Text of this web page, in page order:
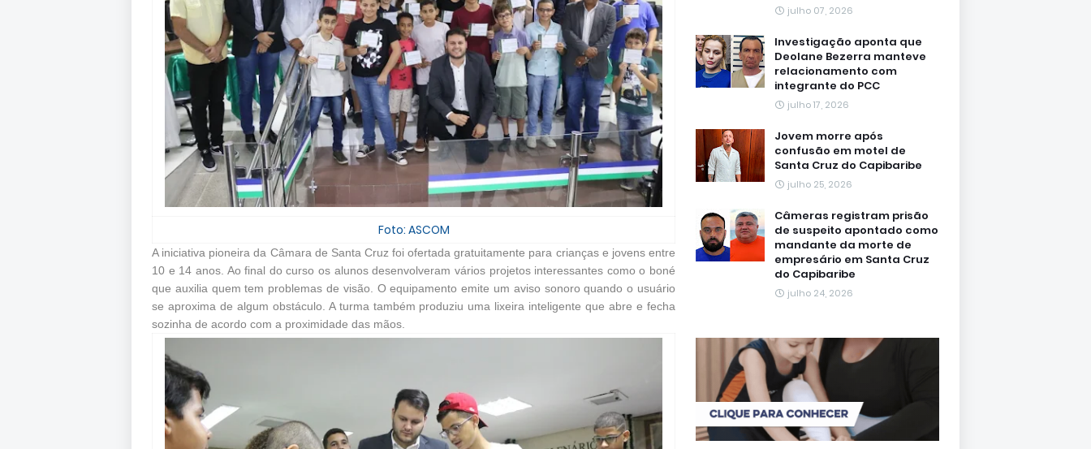
Foto: ASCOM
A iniciativa pioneira da Câmara de Santa Cruz foi ofertada gratuitamente para crianças e jovens entre
10 e 14 anos. Ao final do curso os alunos desenvolveram vários projetos interessantes como o boné
que auxilia quem tem problemas de visão. O equipamento emite um aviso sonoro quando o usuário
se aproxima de algum obstáculo. A turma também produziu uma lixeira inteligente que abre e fecha
sozinha de acordo com a proximidade das mãos.
julho 07, 2026
Investigação aponta que
Deolane Bezerra manteve
relacionamento com
integrante do PCC
julho 17, 2026
Jovem morre após
confusão em motel de
Santa Cruz do Capibaribe
julho 25, 2026
Câmeras registram prisão
de suspeito apontado como
mandante da morte de
empresário em Santa Cruz
do Capibaribe
julho 24, 2026